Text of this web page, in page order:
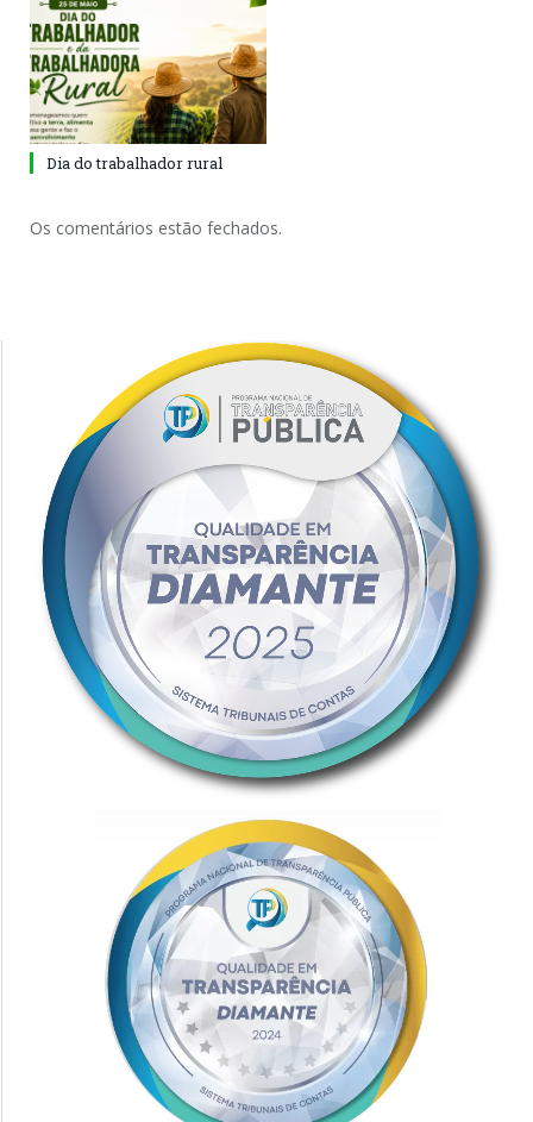
Dia do trabalhador rural
Os comentários estão fechados.